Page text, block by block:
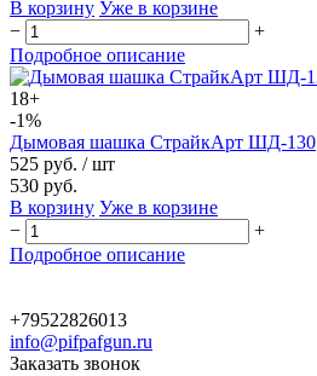
В корзину Уже в корзине
−
+
Подробное описание
18+
-1%
Дымовая шашка СтрайкАрт ШД-130
525 руб. / шт
530 руб.
В корзину Уже в корзине
−
+
Подробное описание
+79522826013
info@pifpafgun.ru
Заказать звонок